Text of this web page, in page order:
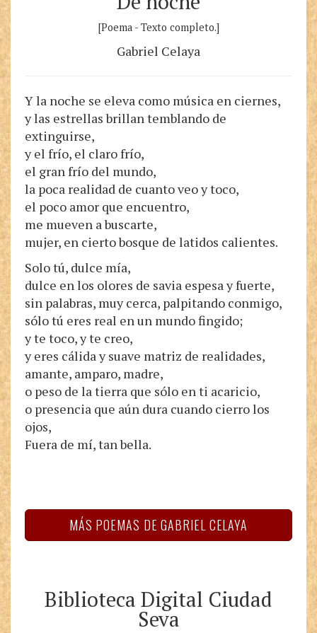
[Poema - Texto completo.]
Gabriel Celaya
Y la noche se eleva como música en ciernes,
y las estrellas brillan temblando de
extinguirse,
y el frío, el claro frío,
el gran frío del mundo,
la poca realidad de cuanto veo y toco,
el poco amor que encuentro,
me mueven a buscarte,
mujer, en cierto bosque de latidos calientes.
Solo tú, dulce mía,
dulce en los olores de savia espesa y fuerte,
sin palabras, muy cerca, palpitando conmigo,
sólo tú eres real en un mundo fingido;
y te toco, y te creo,
y eres cálida y suave matriz de realidades,
amante, amparo, madre,
o peso de la tierra que sólo en ti acaricio,
o presencia que aún dura cuando cierro los
ojos,
Fuera de mí, tan bella.
MÁS POEMAS DE GABRIEL CELAYA
Biblioteca Digital Ciudad
Seva